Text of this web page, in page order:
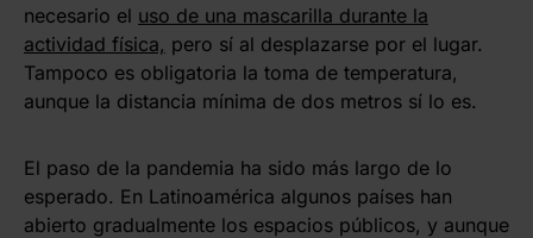
necesario el uso de una mascarilla durante la
actividad física, pero sí al desplazarse por el lugar.
Tampoco es obligatoria la toma de temperatura,
aunque la distancia mínima de dos metros sí lo es.
El paso de la pandemia ha sido más largo de lo
esperado. En Latinoamérica algunos países han
abierto gradualmente los espacios públicos, y aunque